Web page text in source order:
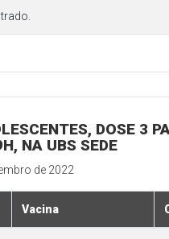
DOSE 3
NA UBS SEDE
de 2022
Vacina